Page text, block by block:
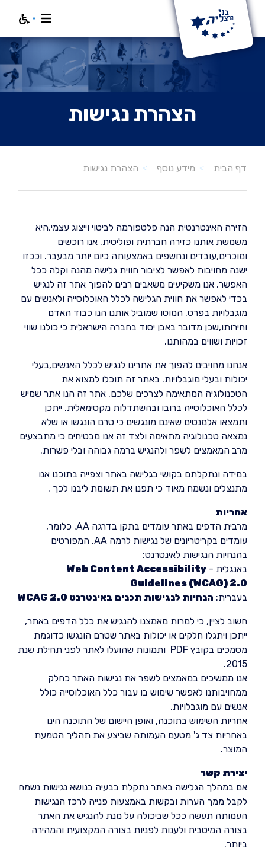
הצהרת נגישות
דף הבית מידע נוסף הצהרת נגישות
הזירה האינטרנטית הנה פלטפורמה לביטוי וייצוג עצמי,היא
משמשת אותנו כזירה חברתית ופוליטית. אנו רוכשים
ומוכרים,עובדים ונחשפים באמצעותה כיום יותר מבעבר. וככזו
ישנה מחויבות לאפשר לציבור חווית גלישה מהנה וקלה ככל
האפשר. אנו משקיעים משאבים רבים להפוך אתר זה לנגיש
בכדי לאפשר את חווית הגלישה לכלל האוכלוסייה ולאנשים עם
מוגבלויות בפרט. המוטו שמוביל אותנו הנו כבוד האדם
וחירותו,שכן מדובר באבן יסוד בחברה הישראלית כי כולנו שווי
זכויות ושווים במהותנו.
אנחנו מחויבים להפוך את אתרינו לנגיש לכלל האנשים,בעלי
יכולות ובעלי מוגבלויות. באתר זה תוכלו למצוא את
הטכנולוגיה המתאימה לצרכים שלכם. אתר זה הנו אתר שמיש
לכלל האוכלוסייה ברובו ובהשתדלות מקסימאלית. ייתכן
ותמצאו אלמנטים שאינם מונגשים כי טרם הונגשו או שלא
נמצאה טכנולוגיה מתאימה ולצד זה אנו מבטיחים כי מתבצעים
מרב המאמצים לשפר ולהנגיש ברמה גבוהה ובלי פשרות.
במידה ונתקלתם בקושי בגלישה באתר וצפייה בתוכנו אנו
מתנצלים ונשמח מאוד כי תפנו את תשומת ליבנו לכך .
אחריות
מרבית הדפים באתר עומדים בתקן בדרגה AA. כלומר,
עומדים בקריטריונים של נגישות לרמה AA, המפורטים
בהנחיות הנגישות לאינטרנט:
באנגלית - Web Content Accessibility
Guidelines (WCAG) 2.0
בעברית: הנחיות לנגישות תכנים באינטרנט WCAG 2.0
חשוב לציין, כי למרות מאמצנו להנגיש את כלל הדפים באתר,
ייתכן ויתגלו חלקים או יכולות באתר שטרם הונגשו כדוגמת
מסמכים בקובץ PDF ותמונות שהועלו לאתר לפני תחילת שנת
2015.
אנו ממשיכים במאמצים לשפר את נגישות האתר כחלק
ממחויבותנו לאפשר שימוש בו עבור כלל האוכלוסייה כולל
אנשים עם מוגבלויות.
אחריות השימוש בתוכנה, ואופן היישום של התוכנה הינו
באחריות צד ג' מטעם העמותה שביצע את תהליך הטמעת
המוצר.
יצירת קשר
אם במהלך הגלישה באתר נתקלת בבעיה בנושא נגישות נשמח
לקבל ממך הערות ובקשות באמצעות פנייה לרכז הנגישות
העמותה תעשה ככל שביכולה על מנת להנגיש את האתר
בצורה המיטבית ולענות לפניות בצורה המקצועית והמהירה
ביותר.